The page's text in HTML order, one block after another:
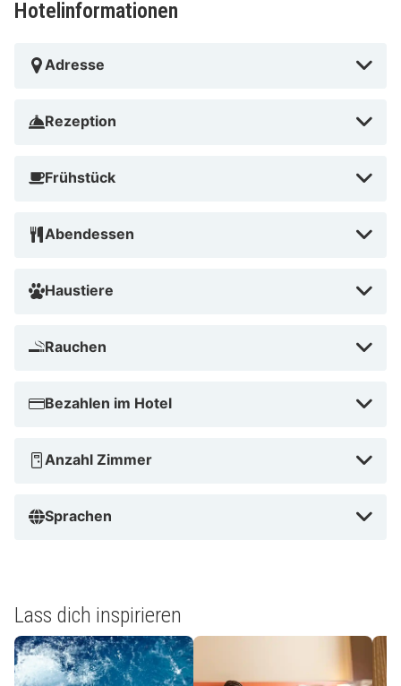
Hotelinformationen
Adresse
Rezeption
Frühstück
Abendessen
Haustiere
Rauchen
Bezahlen im Hotel
Anzahl Zimmer
Sprachen
Lass dich inspirieren